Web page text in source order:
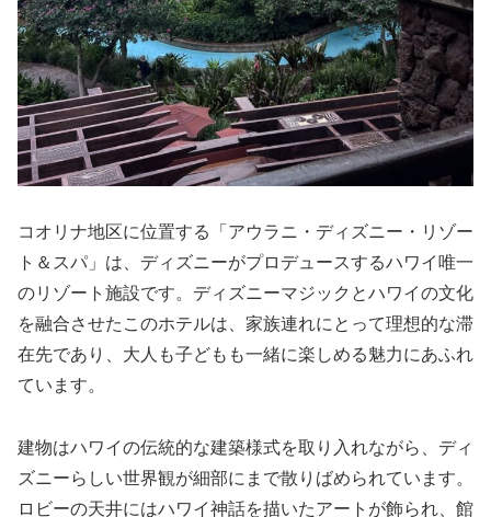
コオリナ地区に位置する「アウラニ・ディズニー・リゾー
ト＆スパ」は、ディズニーがプロデュースするハワイ唯一
のリゾート施設です。ディズニーマジックとハワイの文化
を融合させたこのホテルは、家族連れにとって理想的な滞
在先であり、大人も子どもも一緒に楽しめる魅力にあふれ
ています。
建物はハワイの伝統的な建築様式を取り入れながら、ディ
ズニーらしい世界観が細部にまで散りばめられています。
ロビーの天井にはハワイ神話を描いたアートが飾られ、館